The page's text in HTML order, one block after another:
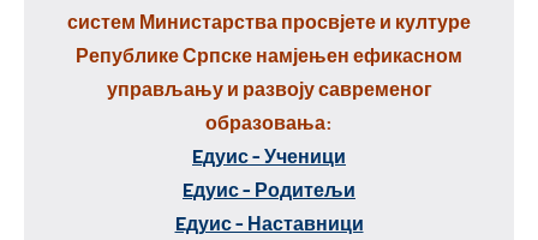
систем Министарства просвјете и културе
Републике Српске намјењен ефикасном
управљању и развоју савременог
образовања:
Eдуис - Ученици
Eдуис - Родитељи
Eдуис - Наставници